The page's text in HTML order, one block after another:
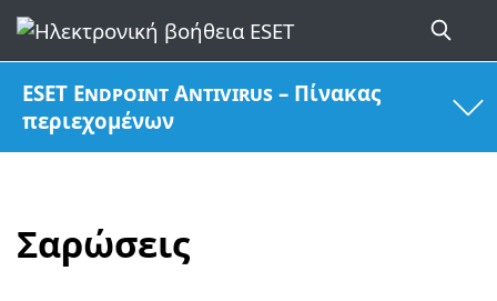
ESET Endpoint Antivirus – Πίνακας
περιεχομένων
Σαρώσεις